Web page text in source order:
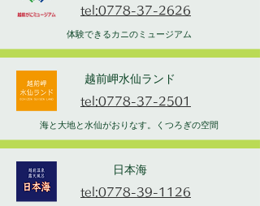
tel:0778-37-2626
体験できるカニのミュージアム
越前岬水仙ランド
tel:0778-37-2501
海と大地と水仙がおりなす。くつろぎの空間
日本海
tel:0778-39-1126